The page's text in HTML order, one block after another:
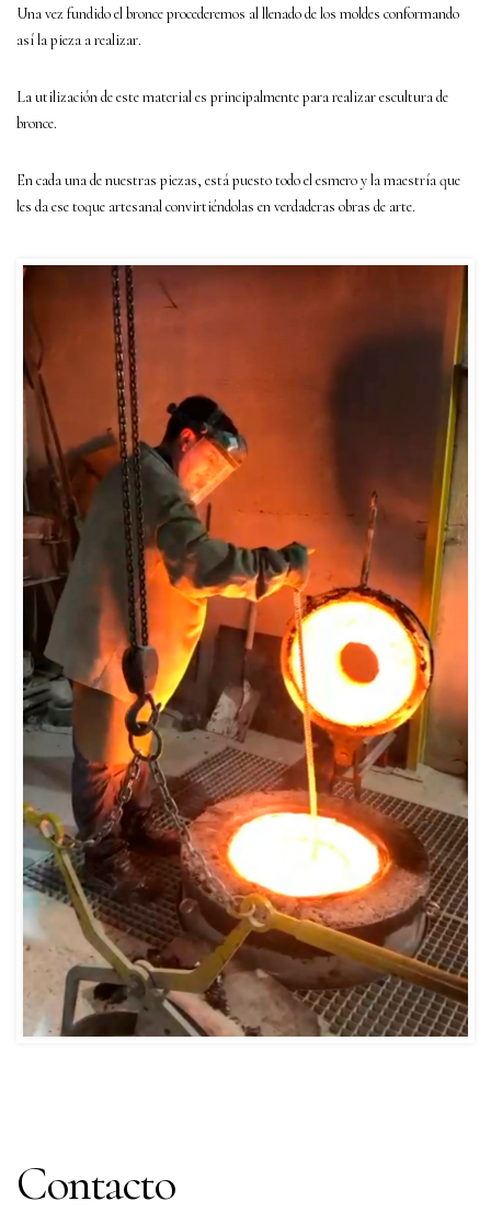
Una vez fundido el bronce procederemos al llenado de los moldes conformando
así la pieza a realizar.
La utilización de este material es principalmente para realizar escultura de
bronce.
En cada una de nuestras piezas, está puesto todo el esmero y la maestría que
les da ese toque artesanal convirtiéndolas en verdaderas obras de arte.
Contacto